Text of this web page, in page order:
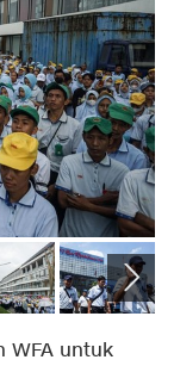
WFA untuk